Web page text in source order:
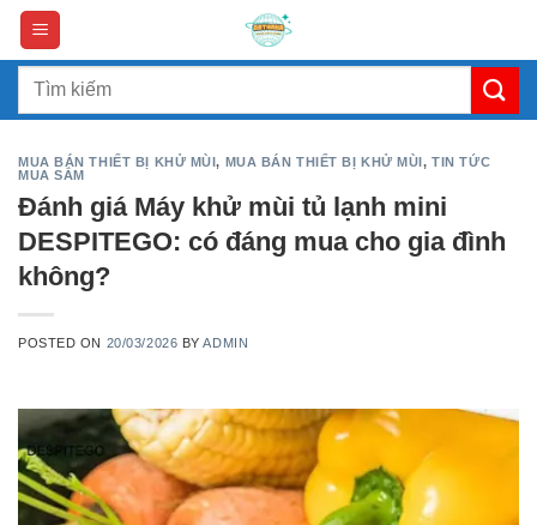
Skip
content
Search
MUA BÁN THIẾT BỊ KHỬ MÙI, MUA BÁN THIẾT BỊ KHỬ MÙI,TIN TỨC
MUA SẮM
Đánh giá Máy khử mùi tủ lạnh mini
DESPITEGO: có đáng mua cho gia đình
không?
POSTED ON 20/03/2026 BYADMIN